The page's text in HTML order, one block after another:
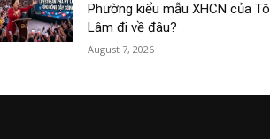
Phường kiểu mẫu XHCN của Tô
Lâm đi về đâu?
August 7, 2026